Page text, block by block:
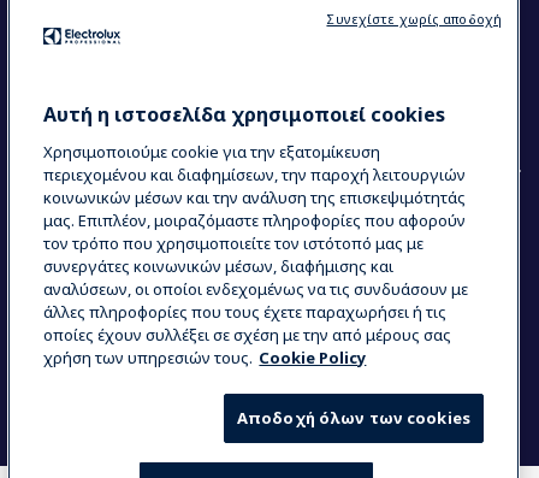
Electrolux Professional Ακαδημία Chef
COUNTRY AND LANGUAGE
Η ΕΠΙΛΟΓΉ ΣΑΣ: ΕΛΛΗΝΙΚΆ
Data Privacy Statement
Cookie Policy
Όροι και προϋποθέσεις
Αυτή η ιστοσελίδα χρησιμοποιεί cookies
Χρησιμοποιούμε cookie για την εξατομίκευση
περιεχομένου και διαφημίσεων, την παροχή λειτουργιών
κοινωνικών μέσων και την ανάλυση της επισκεψιμότητάς
μας. Επιπλέον, μοιραζόμαστε πληροφορίες που αφορούν
τον τρόπο που χρησιμοποιείτε τον ιστότοπό μας με
συνεργάτες κοινωνικών μέσων, διαφήμισης και
αναλύσεων, οι οποίοι ενδεχομένως να τις συνδυάσουν με
άλλες πληροφορίες που τους έχετε παραχωρήσει ή τις
οποίες έχουν συλλέξει σε σχέση με την από μέρους σας
χρήση των υπηρεσιών τους. Cookie Policy
Αποδοχή όλων των cookies
Συνεχίστε χωρίς αποδοχή